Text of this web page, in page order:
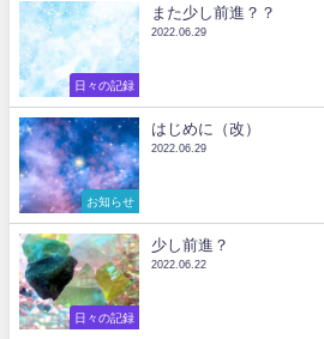
日々の記録
また少し前進？？
2022.06.29
お知らせ
はじめに（改）
2022.06.29
日々の記録
少し前進？
2022.06.22